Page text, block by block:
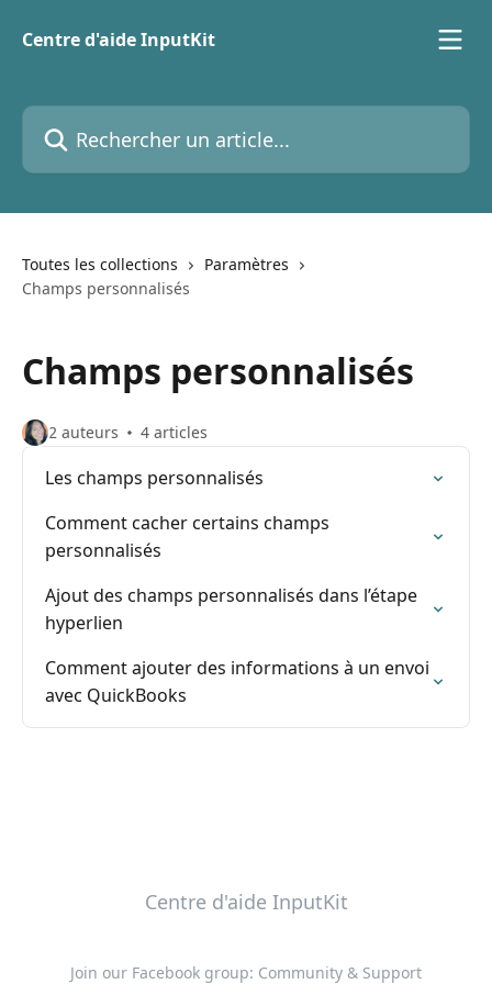
Centre d'aide InputKit
Rechercher un article...
Toutes les collections
Paramètres
Champs personnalisés
Champs personnalisés
2 auteurs 4 articles
Les champs personnalisés
Comment cacher certains champs
personnalisés
Ajout des champs personnalisés dans l’étape
hyperlien
Comment ajouter des informations à un envoi
avec QuickBooks
Centre d'aide InputKit
Join our Facebook group: Community & Support